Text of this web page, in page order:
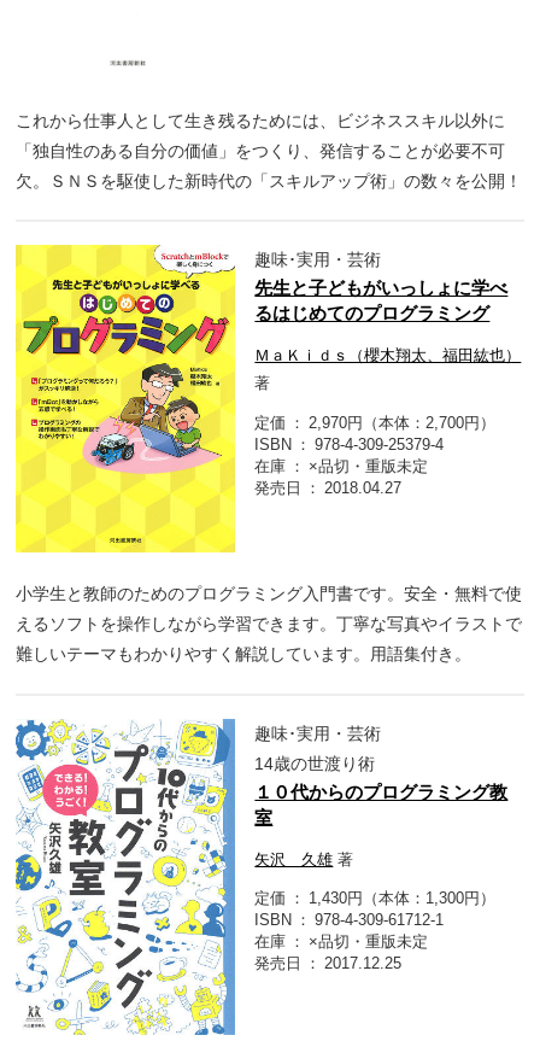
これから仕事人として生き残るためには、ビジネススキル以外に
「独自性のある自分の価値」をつくり、発信することが必要不可
欠。ＳＮＳを駆使した新時代の「スキルアップ術」の数々を公開！
趣味･実用・芸術
先生と子どもがいっしょに学べ
るはじめてのプログラミング
ＭａＫｉｄｓ（櫻木翔太、福田紘也）
著
定価
2,970円（本体：2,700円）
ISBN
978-4-309-25379-4
在庫
×品切・重版未定
発売日
2018.04.27
小学生と教師のためのプログラミング入門書です。安全・無料で使
えるソフトを操作しながら学習できます。丁寧な写真やイラストで
難しいテーマもわかりやすく解説しています。用語集付き。
趣味･実用・芸術
14歳の世渡り術
１０代からのプログラミング教
室
矢沢 久雄 著
定価
1,430円（本体：1,300円）
ISBN
978-4-309-61712-1
在庫
×品切・重版未定
発売日
2017.12.25